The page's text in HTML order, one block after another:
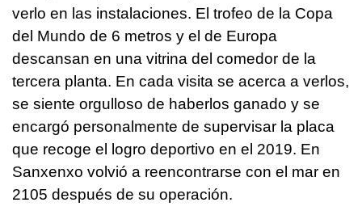
verlo en las instalaciones. El trofeo de la Copa
del Mundo de 6 metros y el de Europa
descansan en una vitrina del comedor de la
tercera planta. En cada visita se acerca a verlos,
se siente orgulloso de haberlos ganado y se
encargó personalmente de supervisar la placa
que recoge el logro deportivo en el 2019. En
Sanxenxo volvió a reencontrarse con el mar en
2105 después de su operación.